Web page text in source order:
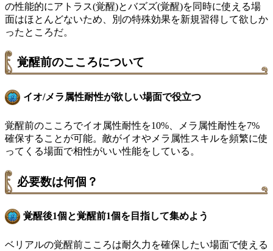
の性能的にアトラス(覚醒)とバズズ(覚醒)を同時に使える場
面はほとんどないため、別の特殊効果を新規習得して欲しか
ったところだ。
覚醒前のこころについて
イオ/メラ属性耐性が欲しい場面で役立つ
覚醒前のこころでイオ属性耐性を10%、メラ属性耐性を7%
確保することが可能。敵がイオやメラ属性スキルを頻繁に使
ってくる場面で相性がいい性能をしている。
必要数は何個？
覚醒後1個と覚醒前1個を目指して集めよう
ベリアルの覚醒前こころは耐久力を確保したい場面で使える